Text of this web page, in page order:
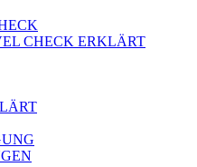
CHECK ERKLÄRT